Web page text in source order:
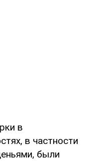
в
в частности
были